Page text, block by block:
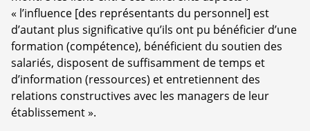
« l’influence [des représentants du personnel] est
d’autant plus significative qu’ils ont pu bénéficier d’une
formation (compétence), bénéficient du soutien des
salariés, disposent de suffisamment de temps et
d’information (ressources) et entretiennent des
relations constructives avec les managers de leur
établissement ».